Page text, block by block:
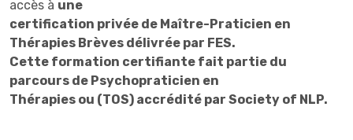
• La construction des solutions
• Comment en donner envie ?
Jour 4 (Orientation Solution)
o Adopter la double position du thérapeute :
basse sur le contenu, haute sur les processus et le
cadre
• Evaluer sa capacité à intégrer le postulat de non-
• Evaluer sa capacité à adopter une posture
congruente avec le modèle : savoir donner et
laisser le pouvoir au client
• Développer une méta vision du processus
accès à une
certification privée de Maître-Praticien en
Thérapies Brèves délivrée par FES.
Cette formation certifiante fait partie du
parcours de Psychopraticien en
Thérapies ou (TOS) accrédité par Society of NLP.